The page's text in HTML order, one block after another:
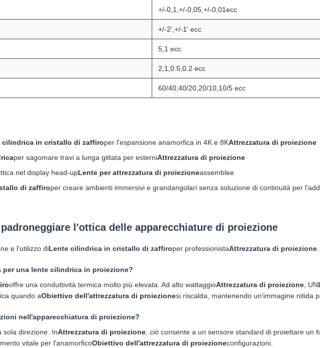
+/-0,1,+/-0,05,+/-0,01ecc
+/-2',+/-1' ecc
5,1 ecc
2,1,0.5,0.2 ecc
60/40,40/20,20/10,10/5 ecc
cilindrica in cristallo di zaffiroper l'espansione anamorfica in 4K e 8KAttrezzatura di proiezione
per sagomare travi a lunga gittata per esterniAttrezzatura di proiezione
nel display head-upLente per attrezzatura di proiezioneassemblee
di zaffiroper creare ambienti immersivi e grandangolari senza soluzione di continuità per
l'ottica delle apparecchiature di proiezione
e l'utilizzo diLente cilindrica in cristallo di zaffiroper professionistaAttrezzatura di proiezione
una lente cilindrica in proiezione?
offre una conduttività termica molto più elevata. Ad alto wattaggioAttrezzatura di proiezione , UN
quando aObiettivo dell'attrezzatura di proiezionesi riscalda, mantenendo un'immagine nitida
nell'apparecchiatura di proiezione?
sola direzione. InAttrezzatura di proiezione , ciò consente a un sensore standard di proiettare un
vitale per l'anamorficoObiettivo dell'attrezzatura di proiezioneconfigurazioni.